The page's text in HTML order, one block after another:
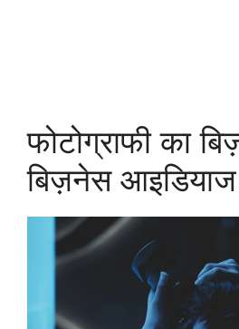
फोटोग्राफी का
बिज़नेस आइडियाज